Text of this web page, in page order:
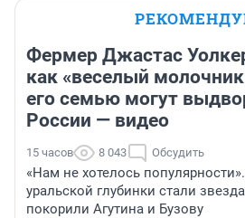
Фермер Джастас
как «веселый
его семью могут
России — видео
15 часов 8 043 Обсудить
«Нам не хотелось
уральской глубинки стали
покорили Агутина и Бузову